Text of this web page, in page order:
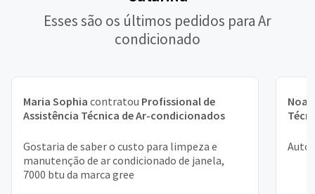
Esses são os últimos pedidos para Ar
condicionado
Maria Sophia contratou Profissional de
Assistência Técnica de Ar-condicionados
Gostaria de saber o custo para limpeza e
manutenção de ar condicionado de janela,
7000 btu da marca gree
Noah